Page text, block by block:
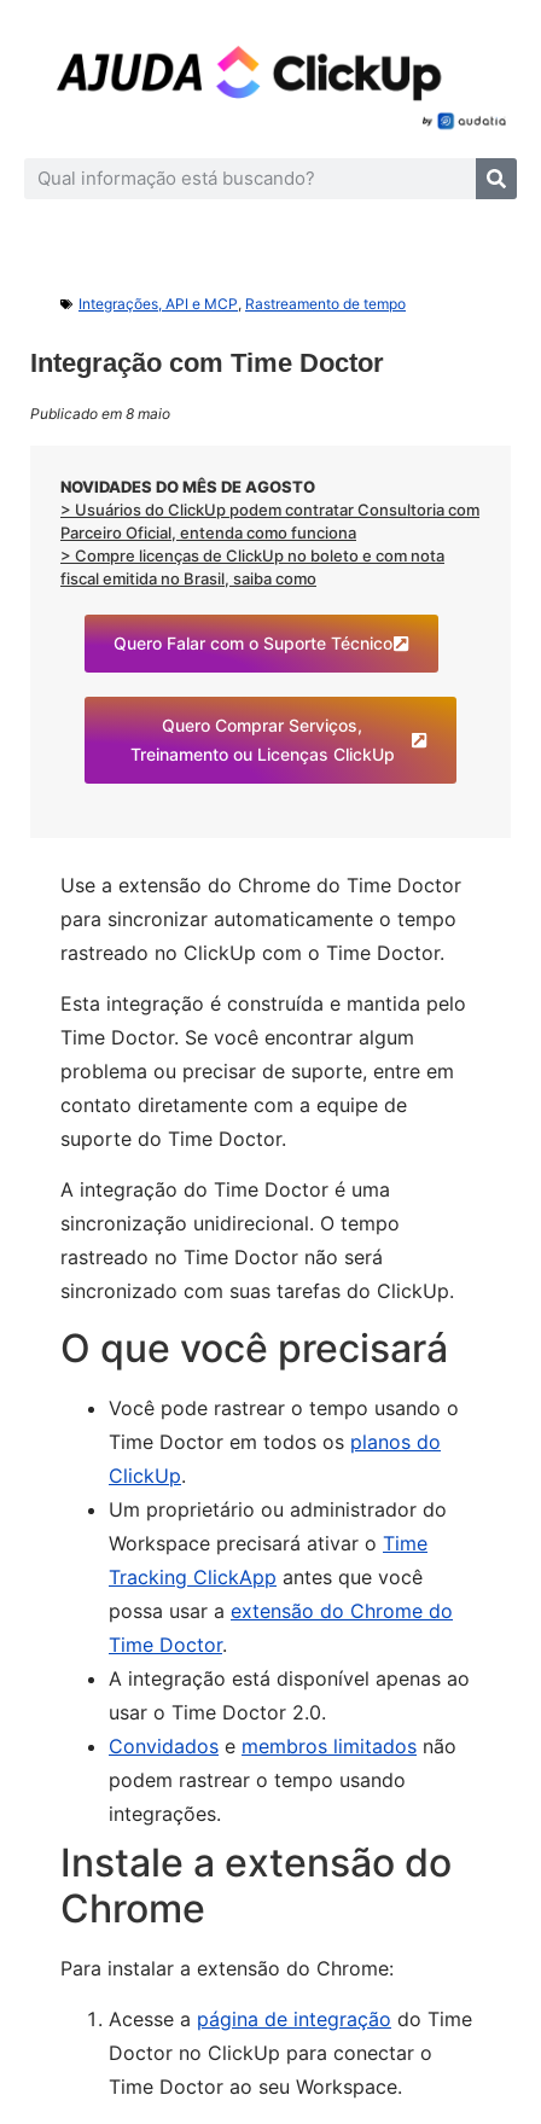
Integrações, API e MCP, Rastreamento de tempo
Integração com Time Doctor
Publicado em 8 maio
NOVIDADES DO MÊS DE AGOSTO
> Usuários do ClickUp podem contratar Consultoria com
Parceiro Oficial, entenda como funciona
> Compre licenças de ClickUp no boleto e com nota
fiscal emitida no Brasil, saiba como
Quero Falar com o Suporte Técnico
Quero Comprar Serviços,
Treinamento ou Licenças ClickUp
Use a extensão do Chrome do Time Doctor
para sincronizar automaticamente o tempo
rastreado no ClickUp com o Time Doctor.
Esta integração é construída e mantida pelo
Time Doctor. Se você encontrar algum
problema ou precisar de suporte, entre em
contato diretamente com a equipe de
suporte do Time Doctor.
A integração do Time Doctor é uma
sincronização unidirecional. O tempo
rastreado no Time Doctor não será
sincronizado com suas tarefas do ClickUp.
O que você precisará
Você pode rastrear o tempo usando o
Time Doctor em todos os planos do
ClickUp.
Um proprietário ou administrador do
Workspace precisará ativar o Time
Tracking ClickApp antes que você
possa usar a extensão do Chrome do
Time Doctor.
A integração está disponível apenas ao
usar o Time Doctor 2.0.
Convidados e membros limitados não
podem rastrear o tempo usando
integrações.
Instale a extensão do
Chrome
Para instalar a extensão do Chrome:
Acesse a página de integração do Time
Doctor no ClickUp para conectar o
Time Doctor ao seu Workspace.